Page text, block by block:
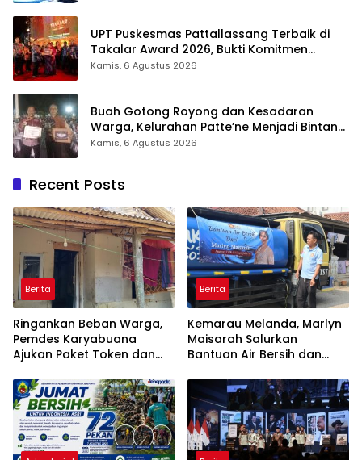
UPT Puskesmas Pattallassang Terbaik di
Takalar Award 2026, Bukti Komitmen
Hadirkan Pelayanan Kesehatan Berkualitas
Kamis, 6 Agustus 2026
Buah Gotong Royong dan Kesadaran
Warga, Kelurahan Patte’ne Menjadi Bintang
Takalar Award 2026
Kamis, 6 Agustus 2026
Recent Posts
Berita
Ringankan Beban Warga,
Pemdes Karyabuana
Ajukan Paket Token dan
PLN
Berita
Kemarau Melanda, Marlyn
Maisarah Salurkan
Bantuan Air Bersih dan
Babakan Madang